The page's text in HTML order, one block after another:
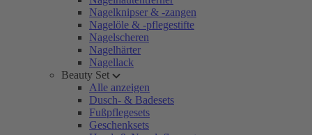
Nagelknipser & -zangen
Nagelöle & -pflegestifte
Nagelscheren
Nagelhärter
Nagellack
Beauty Set
Alle anzeigen
Dusch- & Badesets
Fußpflegesets
Geschenksets